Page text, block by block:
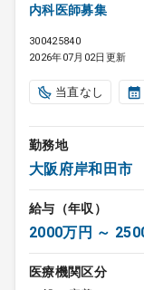
内科医師募集
300425840
2026年07月02日更新
当直なし
勤務地
大阪府岸和田市
給与（年収）
2000万円 ～
医療機関区分